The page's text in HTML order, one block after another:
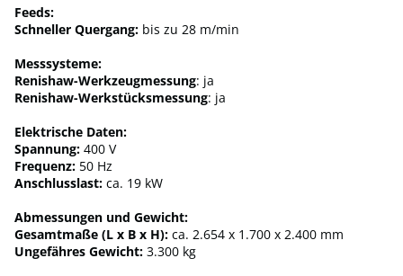
Feeds:
Schneller Quergang: bis zu 28 m/min
Messsysteme:
Renishaw-Werkzeugmessung: ja
Renishaw-Werkstücksmessung: ja
Elektrische Daten:
Spannung: 400 V
Frequenz: 50 Hz
Anschlusslast: ca. 19 kW
Abmessungen und Gewicht:
Gesamtmaße (L x B x H): ca. 2.654 x 1.700 x 2.400 mm
Ungefähres Gewicht: 3.300 kg